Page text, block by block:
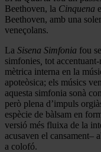
Beethoven, la Cinquena
Beethoven, amb una
veneçolans.
La Sisena Simfonia fou
simfonies tot
mètrica interna en la
apoteòsica; els músics
aquesta simfonia sonà
però plena d’impuls
espècie de bàlsam en
versió més fluixa de la
acusaven el cansament–
a colofó.